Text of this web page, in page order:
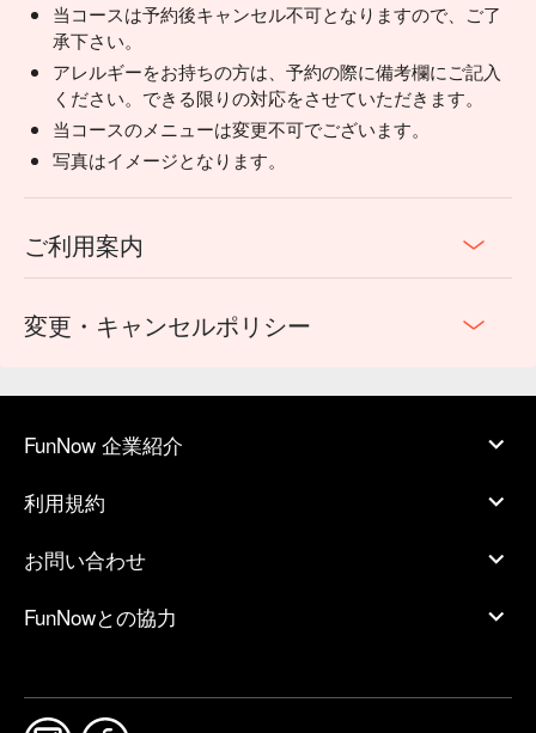
当コースは予約後キャンセル不可となりますので、ご了
承下さい。
アレルギーをお持ちの方は、予約の際に備考欄にご記入
ください。できる限りの対応をさせていただきます。
当コースのメニューは変更不可でございます。
写真はイメージとなります。
ご利用案内
変更・キャンセルポリシー
FunNow 企業紹介
利用規約
お問い合わせ
FunNowとの協力